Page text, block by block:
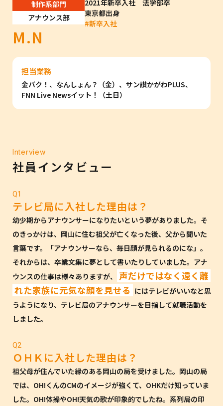
制作系部門
アナウンス部
M.N
2021年新卒入社 法学部卒
東京都出身
#新卒入社
担当業務
金バク！、なんしょん？（金）、サン讃かがわPLUS、
FNN Live Newsイット！（土日）
Interview
社員インタビュー
Q1
テレビ局に入社した理由は？
幼少期からアナウンサーになりたいという夢がありました。そ
のきっかけは、岡山に住む祖父が亡くなった後、父から聞いた
言葉です。「アナウンサーなら、毎日顔が見られるのにな」。
それからは、卒業文集に夢として書いたりしていました。アナ
ウンスの仕事は様々ありますが、
声だけではなく遠く離
れた家族に元気な顔を見せる にはテレビがいいなと思
うようになり、テレビ局のアナウンサーを目指して就職活動を
しました。
Q2
ＯＨＫに入社した理由は？
祖父母が住んでいた縁のある岡山の局を受けました。岡山の局
では、OH!くんのCMのイメージが強くて、OHKだけ知っていま
した。OH!体操やOH!天気の歌が印象的でしたね。系列局の印